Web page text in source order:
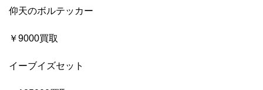
仰天のボルテッカー
￥9000買取
イーブイズセット